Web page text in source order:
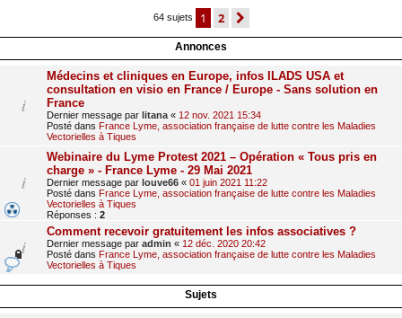
64 sujets 1 2
Annonces
Médecins et cliniques en Europe, infos ILADS USA et
consultation en visio en France / Europe - Sans solution en
France
Dernier message par litana « 12 nov. 2021 15:34
Posté dans France Lyme, association française de lutte contre les Maladies
Vectorielles à Tiques
Webinaire du Lyme Protest 2021 – Opération « Tous pris en
charge » - France Lyme - 29 Mai 2021
Dernier message par louve66 « 01 juin 2021 11:22
Posté dans France Lyme, association française de lutte contre les Maladies
Vectorielles à Tiques
Réponses : 2
Comment recevoir gratuitement les infos associatives ?
Dernier message par admin « 12 déc. 2020 20:42
Posté dans France Lyme, association française de lutte contre les Maladies
Vectorielles à Tiques
Sujets